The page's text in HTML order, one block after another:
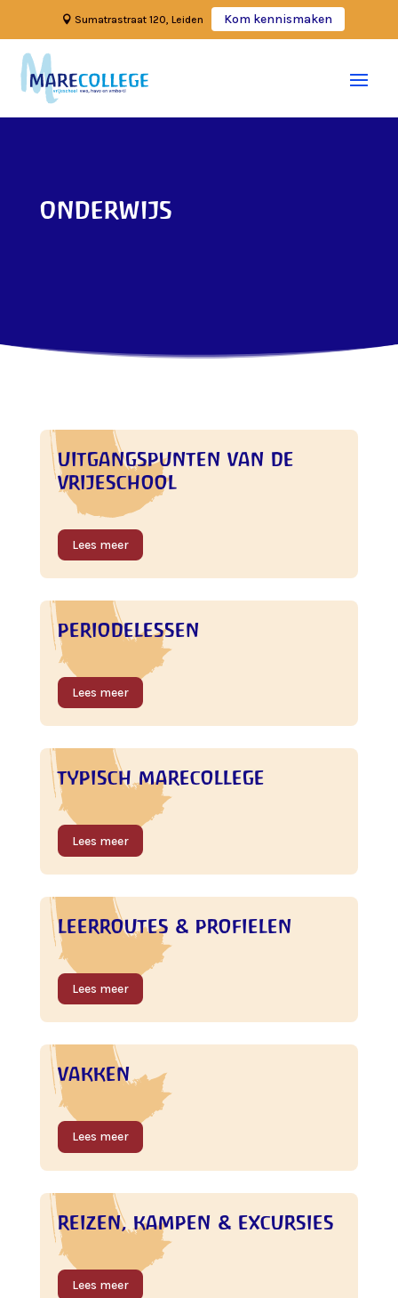
Sumatrastraat 120, Leiden Kom kennismaken
onderwijs
uitgangspunten van de
vrijeschool
Lees meer
periodelessen
Lees meer
typisch marecollege
Lees meer
leerroutes & profielen
Lees meer
vakken
Lees meer
reizen, kampen & excursies
Lees meer